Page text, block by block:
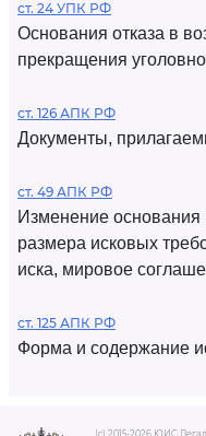
ст. 24 УПК РФ
Основания отказа в
прекращения
ст. 126 АПК РФ
Документы,
ст. 49 АПК РФ
Изменение основания
размера исковых
иска, мировое
ст. 125 АПК РФ
Форма и содержание
(c) 2015-2026 ЮИС